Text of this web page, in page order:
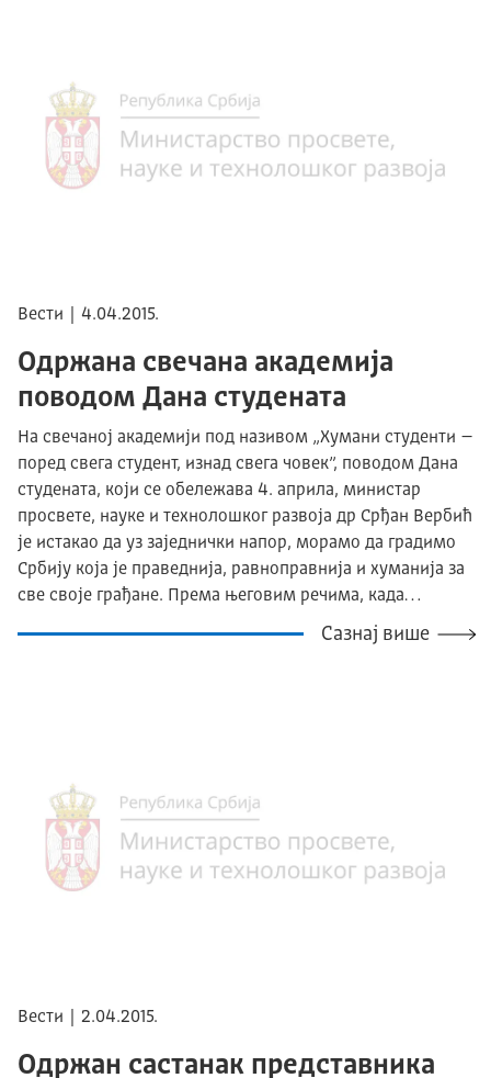
Вести | 4.04.2015.
Одржана свечана академија
поводом Дана студената
На свечаној академији под називом „Хумани студенти –
поред свега студент, изнад свега човек”, поводом Дана
студената, који се обележава 4. априла, министар
просвете, науке и технолошког развоја др Срђан Вербић
је истакао да уз заједнички напор, морамо да градимо
Србију која је праведнија, равноправнија и хуманија за
све своје грађане. Према његовим речима, када…
Сазнај више
Вести | 2.04.2015.
Одржан састанак представника